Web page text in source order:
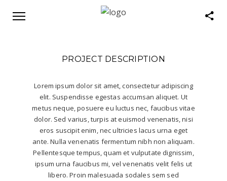
PROJECT DESCRIPTION
Lorem ipsum dolor sit amet, consectetur adipiscing
elit. Suspendisse egestas accumsan aliquet. Ut
metus neque, posuere eu luctus nec, faucibus vitae
dolor. Sed varius, turpis at euismod venenatis, nisi
eros suscipit enim, nec ultricies lacus urna eget
ante. Nulla venenatis fermentum nibh non aliquam.
Pellentesque tempus, quam et vulputate dignissim,
ipsum urna faucibus mi, vel venenatis velit felis ut
libero. Proin malesuada sodales sem sed